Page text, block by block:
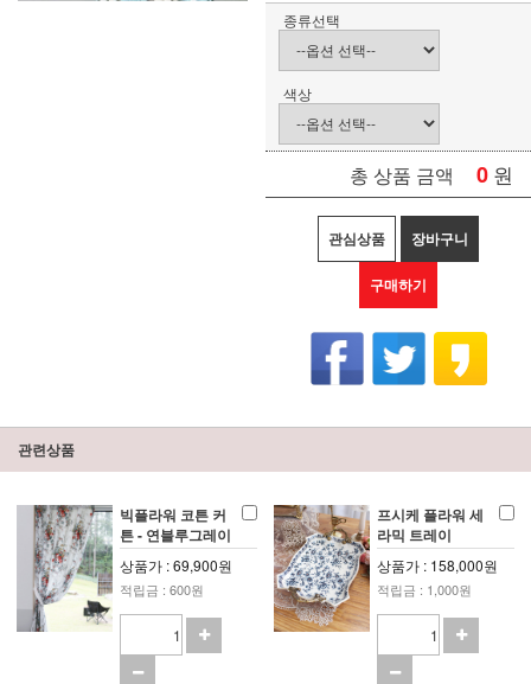
종류선택
색상
총 상품 금액 0 원
관심상품 장바구니
구매하기
관련상품
빅플라워 코튼 커
튼 - 연블루그레이
상품가 : 69,900원
적립금 : 600원
프시케 플라워 세
라믹 트레이
상품가 : 158,000원
적립금 : 1,000원